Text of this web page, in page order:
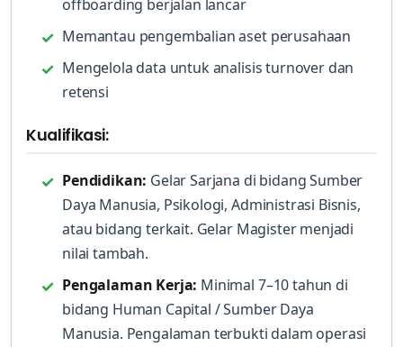
offboarding berjalan lancar
Memantau pengembalian aset perusahaan
Mengelola data untuk analisis turnover dan
retensi
Kualifikasi:
Pendidikan: Gelar Sarjana di bidang Sumber
Daya Manusia, Psikologi, Administrasi Bisnis,
atau bidang terkait. Gelar Magister menjadi
nilai tambah.
Pengalaman Kerja: Minimal 7–10 tahun di
bidang Human Capital / Sumber Daya
Manusia. Pengalaman terbukti dalam operasi